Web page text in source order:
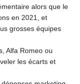
alors que le
en 2021, et
grosses équipes
Alfa Romeo ou
les écarts et